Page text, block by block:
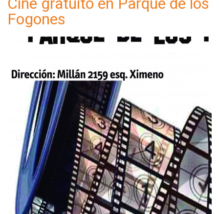
Fogones
a